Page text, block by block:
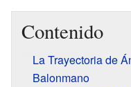
Contenido
La Trayectoria de
Balonmano